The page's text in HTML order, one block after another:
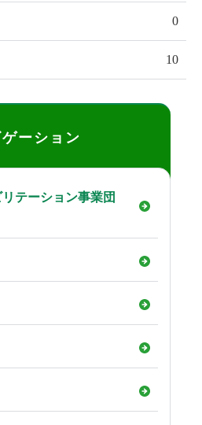
0
10
ーション
テーション事業団